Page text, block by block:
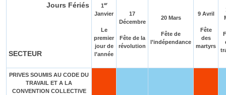
Jours Fériés
SECTEUR
1er
Janvier
Le
premier
jour de
l’année
17
Décembre
Fête de la
révolution
20 Mars
Fête de
l’indépendance
9 Avril
Fête
des
martyrs
PRIVES SOUMIS AU CODE DU
TRAVAIL ET A LA
CONVENTION COLLECTIVE